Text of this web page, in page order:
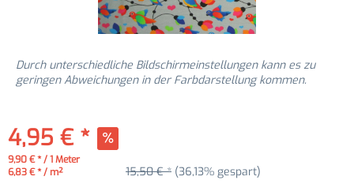
Durch unterschiedliche Bildschirmeinstellungen kann es zu
geringen Abweichungen in der Farbdarstellung kommen.
4,95 € *
9,90 € * / 1 Meter
6,83 € * / m²
15,50 € * (36,13% gespart)